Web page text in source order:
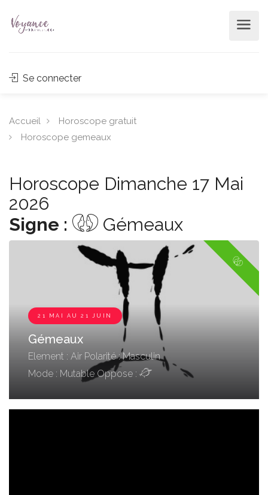
Se connecter
Accueil
Horoscope gratuit
Horoscope gemeaux
Horoscope Dimanche 17 Mai
2026
Signe :
Gémeaux
21 MAI AU 21 JUIN
Gémeaux
Element : Air Polarité : Masculin
Mode : Mutable Oppose :